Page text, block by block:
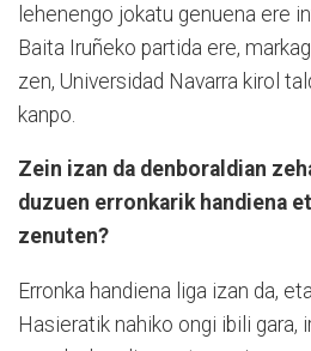
lehenengo jokatu genuena ere
Baita Iruñeko partida ere,
zen, Universidad Navarra kirol
kanpo.
Zein izan da denboraldian
duzuen erronkarik handiena
zenuten?
Erronka handiena liga izan da,
Hasieratik nahiko ongi ibili gara,